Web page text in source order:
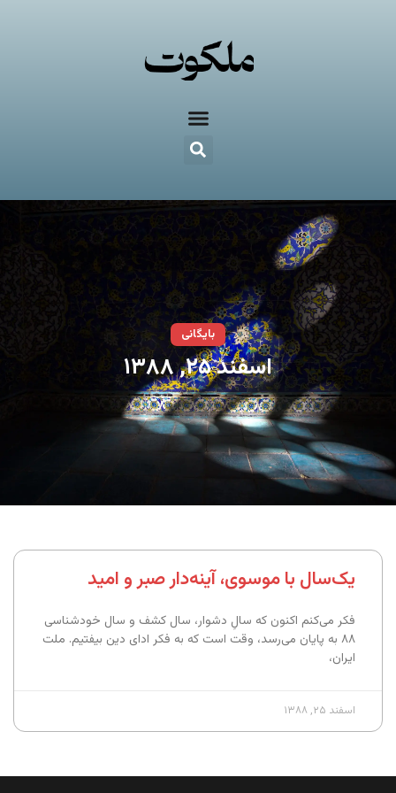
بایگانی
اسفند ۲۵, ۱۳۸۸
یک‌سال با موسوی، آینه‌دار صبر و امید
فکر می‌کنم اکنون که سالِ دشوار، سال کشف و سال خودشناسی
۸۸ به پایان می‌رسد، وقت است که به فکر ادای دین بیفتیم. ملت
ایران،
اسفند ۲۵, ۱۳۸۸